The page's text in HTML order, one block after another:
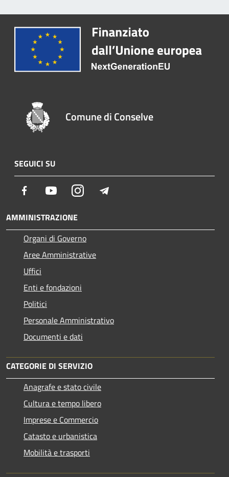
Comune di Conselve
SEGUICI SU
Facebook YoutubeInstagram
AMMINISTRAZIONE
Organi di Governo
Aree Amministrative
Uffici
Enti e fondazioni
Politici
Personale Amministrativo
Documenti e dati
CATEGORIE DI SERVIZIO
Anagrafe e stato civile
Cultura e tempo libero
Imprese e Commercio
Catasto e urbanistica
Mobilità e trasporti